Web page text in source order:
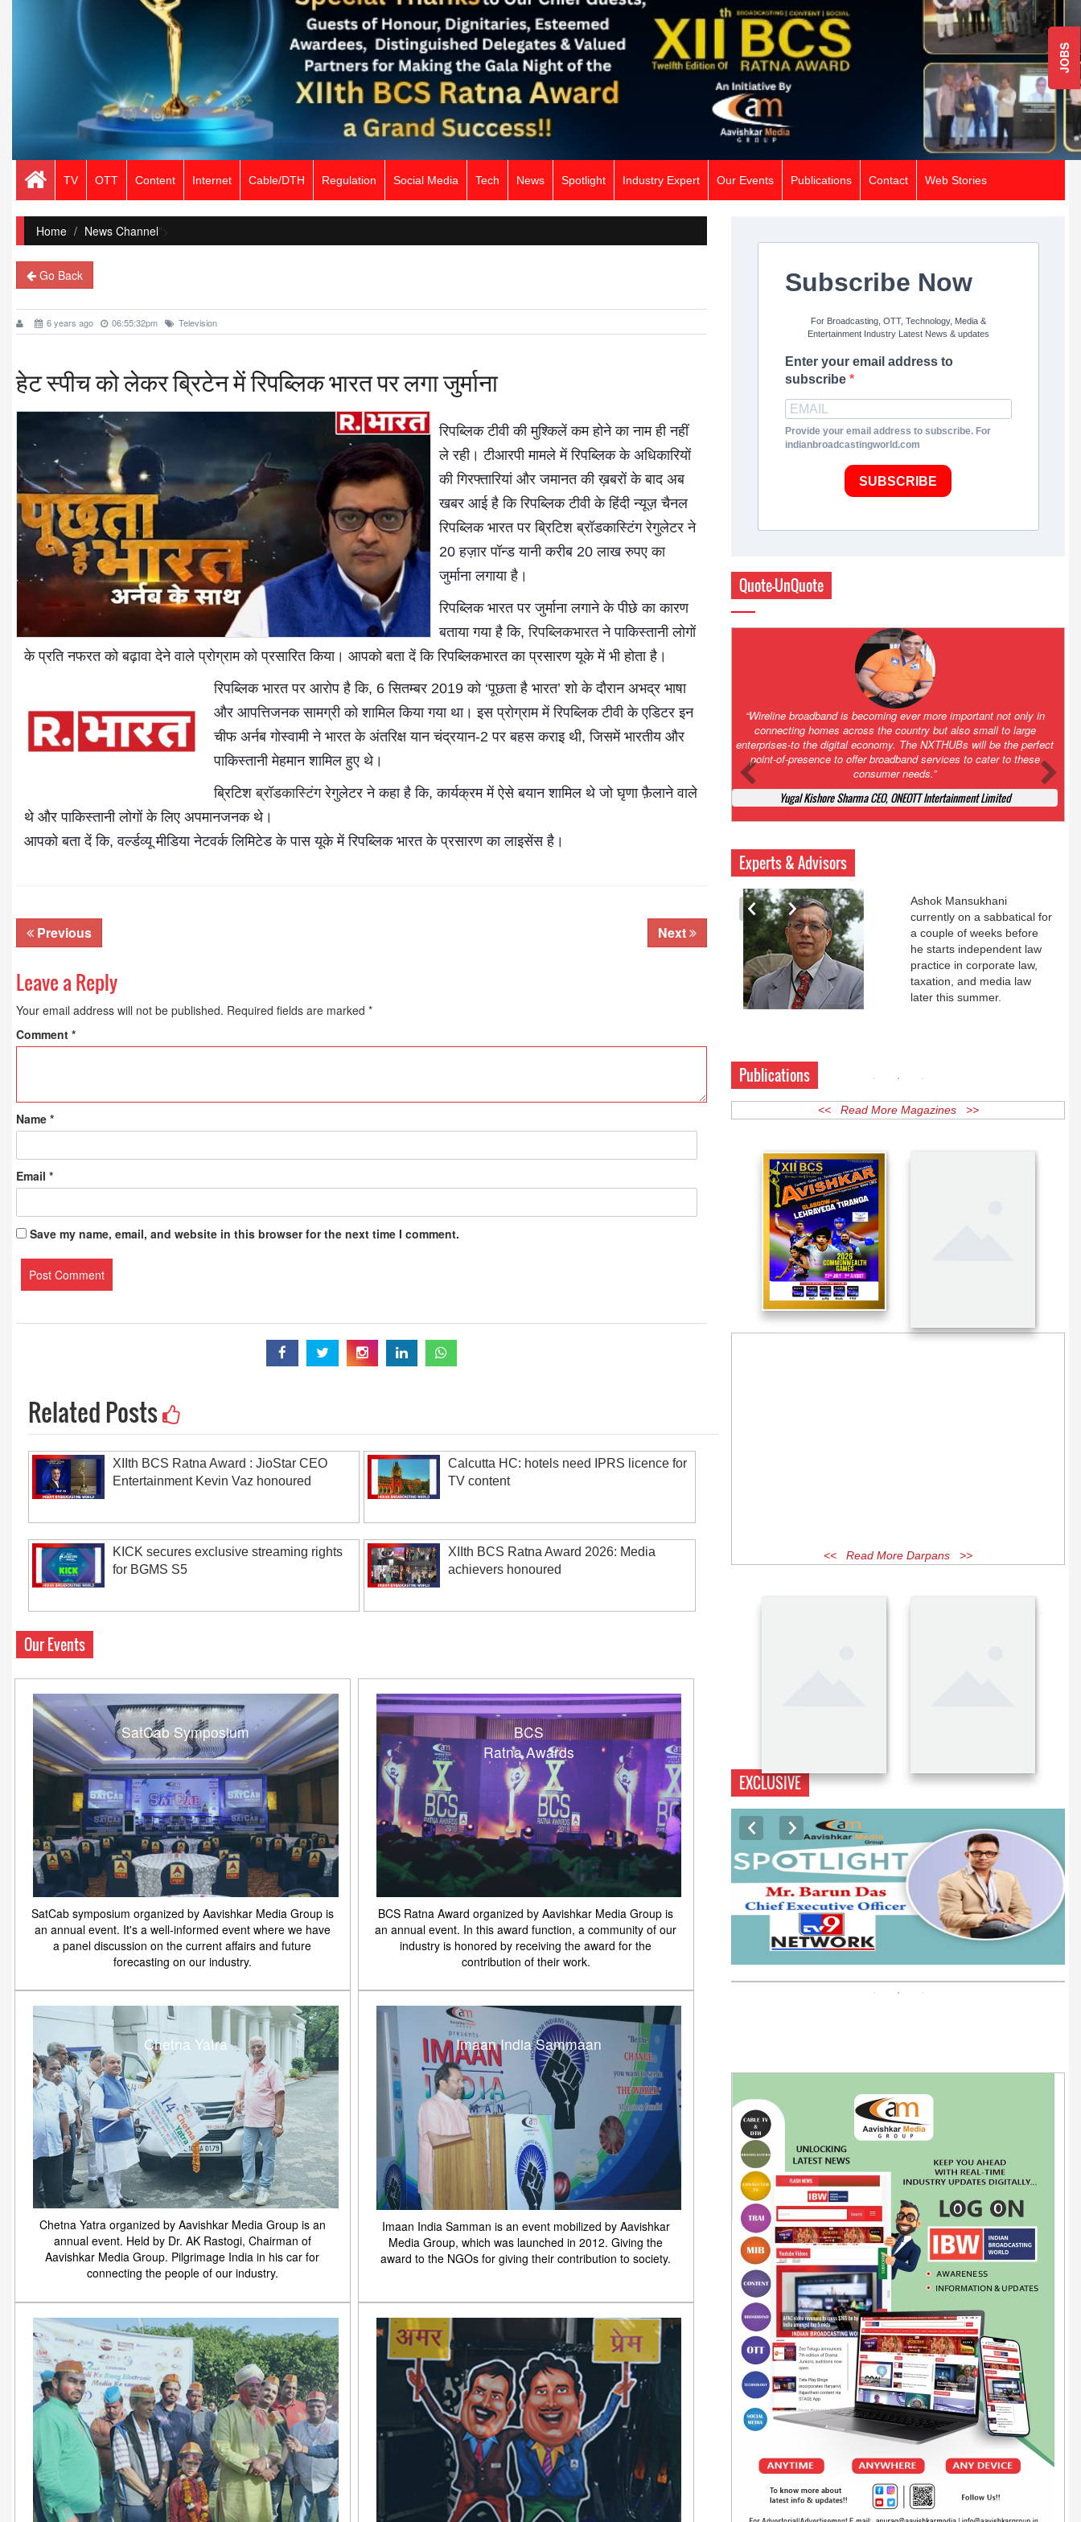
JOBS
TV OTT Content Internet Cable/DTH Regulation Social Media Tech News Spotlight Industry Expert Our Events Publications Contact Web Stories
Home/ News Channel">
Go Back
6 years ago 06:55:32pm Television
हेट स्पीच को लेकर ब्रिटेन में रिपब्लिक भारत पर लगा जुर्माना
रिपब्लिक टीवी की मुश्किलें कम होने का नाम ही नहीं
ले रही। टीआरपी मामले में रिपब्लिक के अधिकारियों
की गिरफ्तारियां और जमानत की ख़बरों के बाद अब
खबर आई है कि रिपब्लिक टीवी के हिंदी न्यूज़ चैनल
रिपब्लिक भारत पर ब्रिटिश ब्रॉडकास्टिंग रेगुलेटर ने
20 हज़ार पॉन्ड यानी करीब 20 लाख रुपए का
जुर्माना लगाया है।
रिपब्लिक भारत पर जुर्माना लगाने के पीछे का कारण
बताया गया है कि,रिपब्लिकभारतने पाकिस्तानी लोगों
के प्रति नफरत को बढ़ावा देने वाले प्रोग्राम को प्रसारित किया। आपको बता दें कि रिपब्लिकभारत का प्रसारण यूके में भी होता है।
रिपब्लिक भारत पर आरोप है कि, 6 सितम्बर 2019 को ‘पूछता है भारत’ शो के दौरान अभद्र भाषा
और आपत्तिजनक सामग्री को शामिल किया गया था। इस प्रोग्राम में रिपब्लिक टीवी के एडिटर इन
चीफ अर्नब गोस्वामी ने भारत के अंतरिक्ष यान चंद्रयान-2 पर बहस कराइ थी, जिसमें भारतीय और
पाकिस्तानी मेहमान शामिल हुए थे।
ब्रिटिश ब्रॉडकास्टिंगरेगुलेटर ने कहा है कि, कार्यक्रम में ऐसे बयान शामिल थे जो घृणा फ़ैलाने वाले
थे और पाकिस्तानी लोगों के लिए अपमानजनक थे।
आपको बता दें कि, वर्ल्डव्यू मीडिया नेटवर्क लिमिटेड के पास यूके में रिपब्लिक भारत के प्रसारण का लाइसेंस है।
Previous Next
Leave a Reply
Your email address will not be published. Required fields are marked *
Comment *
Name *
Email *
Save my name, email, and website in this browser for the next time I comment.
Related Posts
XIIth BCS Ratna Award : JioStar CEO
Entertainment Kevin Vaz honoured
Calcutta HC: hotels need IPRS licence for
TV content
KICK secures exclusive streaming rights
for BGMS S5
XIIth BCS Ratna Award 2026: Media
achievers honoured
Our Events
SatCab Symposium
SatCab symposium organized by Aavishkar Media Group is
an annual event. It's a well-informed event where we have
a panel discussion on the current affairs and future
forecasting on our industry.
BCS
Ratna Awards
BCS Ratna Award organized by Aavishkar Media Group is
an annual event. In this award function, a community of our
industry is honored by receiving the award for the
contribution of their work.
Chetna Yatra
Chetna Yatra organized by Aavishkar Media Group is an
annual event. Held by Dr. AK Rastogi, Chairman of
Aavishkar Media Group. Pilgrimage India in his car for
connecting the people of our industry.
Imaan India Sammaan
Imaan India Samman is an event mobilized by Aavishkar
Media Group, which was launched in 2012. Giving the
award to the NGOs for giving their contribution to society.
Subscribe Now
For Broadcasting, OTT, Technology, Media &
Entertainment Industry Latest News & updates
Enter your email address to
subscribe
Provide your email address to subscribe. For
indianbroadcastingworld.com
SUBSCRIBE
Quote-UnQuote
Amazing and grim battle for survival. Guess it will end up in Supreme
Court. All that NCLT asked Zee to do was to file a reply to Invesco
petition for a EGM. Now this is getting too serious. So far Invesco
has been hammered for demanding an EGM. What is Zee upto?
Ofcourse my lawyer community knows better!
Ashok Mansukhani, Corporate Law and Media Law Advocate at
Ashokmansukhani Associates
Experts & Advisors
Editor in Chief- Aavishkar
Ashok Mansukhani
currently on a sabbatical for
a couple of weeks before
he starts independent law
practice in corporate law,
taxation, and media law
Publications
<< Read More Magazines >>
<< Read More Darpans >>
EXCLUSIVE